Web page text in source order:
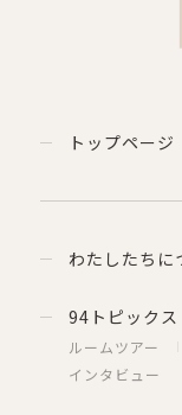
トップページ
わたしたちに
94トピックス
ルームツアー
インタビュー